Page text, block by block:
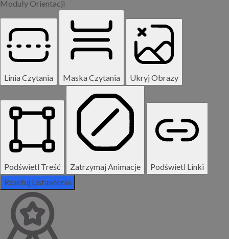
Moduły Orientacji
Linia Czytania Maska Czytania Ukryj Obrazy
Podświetl Treść Zatrzymaj Animacje
Podświetl Linki
Resetuj Ustawienia